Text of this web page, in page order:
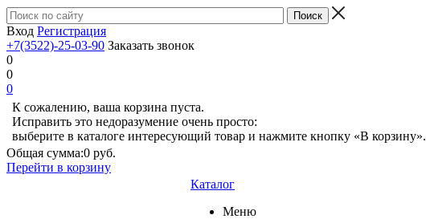
Вход Регистрация
+7(3522)-25-03-90 Заказать звонок
0
0
0
К сожалению, ваша корзина пуста.
Исправить это недоразумение очень просто:
выберите в каталоге интересующий товар и нажмите кнопку «В корзину».
Общая сумма:0 руб.
Перейти в корзину
Каталог
Меню